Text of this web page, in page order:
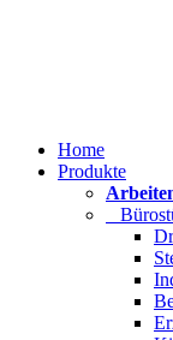
Home
Produkte